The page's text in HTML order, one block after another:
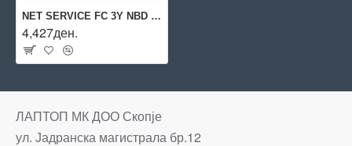
NET SERVICE FC 3Y NBD EXCH/HW 6000 H55E4E ARUBA BY HPE
4,427ден.
ЛАПТОП МК ДОО Скопје
ул. Јадранска магистрала бр.12